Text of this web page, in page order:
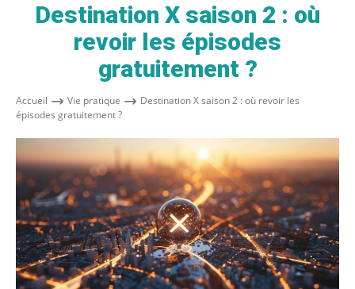
Destination X saison 2 : où
revoir les épisodes
gratuitement ?
Accueil Vie pratique
Destination X saison 2 : où revoir les
épisodes gratuitement ?